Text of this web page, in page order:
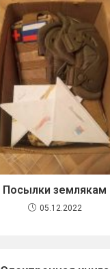
Посылки землякам
05.12.2022